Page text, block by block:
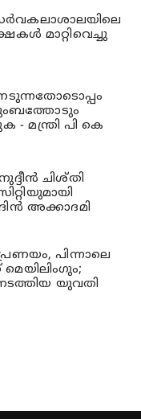
മാറ്റിവെച്ചു
മന്ത്രി പി കെ
ചിശ്തി
അക്കാദമി
പിന്നാലെ
നടത്തിയ യുവതി